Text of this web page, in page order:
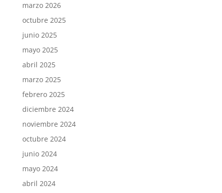
marzo 2026
octubre 2025
junio 2025
mayo 2025
abril 2025
marzo 2025
febrero 2025
diciembre 2024
noviembre 2024
octubre 2024
junio 2024
mayo 2024
abril 2024